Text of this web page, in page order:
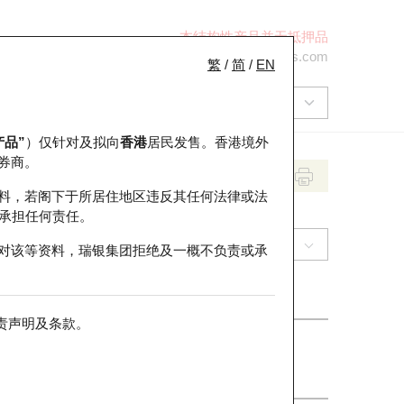
本结构性产品并无抵押品
ol-hkwarrants@ubs.com
繁 / 简 / EN
品”）仅针对及拟向香港居民发售。香港境外
商。
，若阁下于所居住地区违反其任何法律或法
担任何责任。
该等资料，瑞银集团拒绝及一概不负责或承
声明及条款。
(1997) 九龙仓置业